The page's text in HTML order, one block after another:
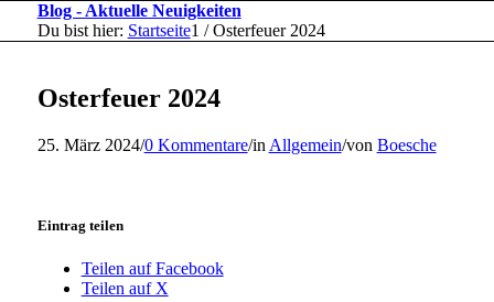
Blog - Aktuelle Neuigkeiten
Du bist hier: Startseite1 / Osterfeuer 2024
Osterfeuer 2024
25. März 2024/0 Kommentare/in Allgemein/von Boesche
Eintrag teilen
Teilen auf Facebook
Teilen auf X